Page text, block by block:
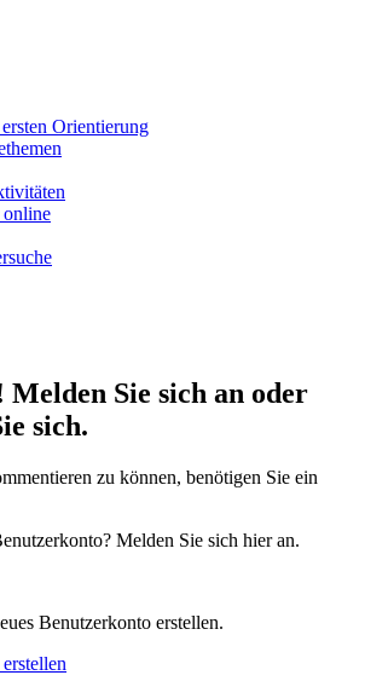
Orientierung
online
Sie sich an oder
sich.
zu können, benötigen Sie ein
Melden Sie sich hier an.
Benutzerkonto erstellen.